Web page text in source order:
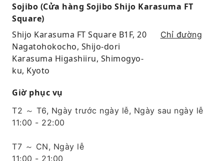
Sojibo (Cửa hàng Sojibo Shijo Karasuma FT
Square)
Shijo Karasuma FT Square B1F, 20
Nagatohokocho, Shijo-dori
Karasuma Higashiiru, Shimogyo-
ku, Kyoto
Chỉ đường
Giờ phục vụ
T2 ～ T6, Ngày trước ngày lễ, Ngày sau ngày lễ
11:00 - 22:00
T7 ～ CN, Ngày lễ
11:00 - 21:00